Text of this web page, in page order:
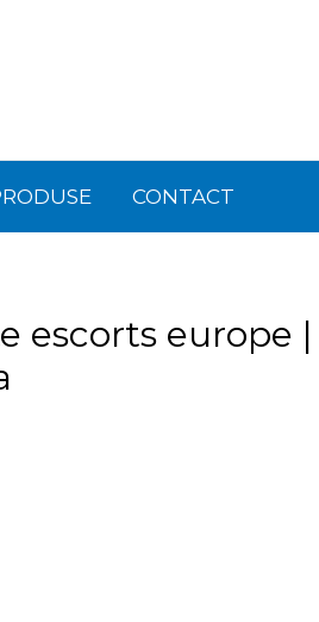
CONTACT
escorts europe